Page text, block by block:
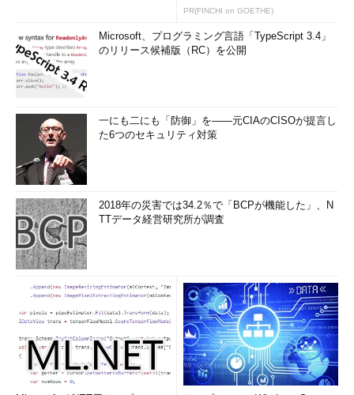
PR(FINCHI on GOETHE)
Microsoft、プログラミング言語「TypeScript 3.4」
のリリース候補版（RC）を公開
一にも二にも「防御」を――元CIAのCISOが提言し
た6つのセキュリティ対策
2018年の災害では34.2％で「BCPが機能した」、N
TTデータ経営研究所が調査